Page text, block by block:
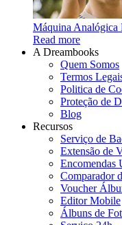
Máquina
Read more
A Dreambooks
Quem Somos
Termos
Politica de
Proteção de
Blog
Recursos
Serviço de
Extensão de
Encomendas
Comparador
Voucher
Editor Mobile
Álbuns de